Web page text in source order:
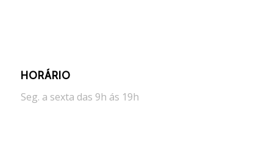
HORÁRIO
Seg. a sexta das 9h ás 19h